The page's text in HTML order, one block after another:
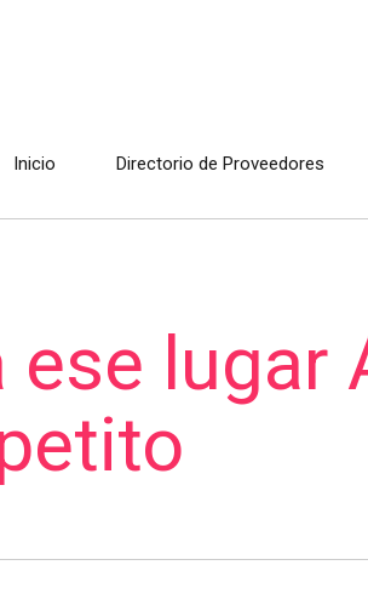
Inicio Directorio de Proveedores
ese lugar